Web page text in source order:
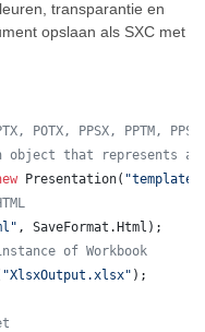
transparantie en
opslaan als SXC met
POTX, PPSX, PPTM,
that represents a
Presentation(
, SaveFormat . Html );
of Workbook
"XlsxOutput.xlsx" );